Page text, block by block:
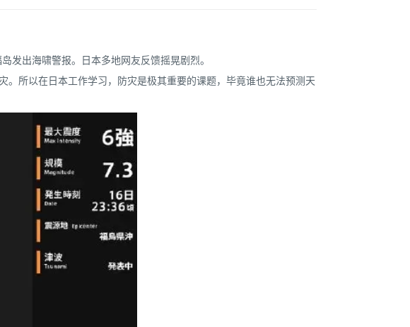
发出海啸警报。日本多地网友反馈摇晃剧烈。
所以在日本工作学习，防灾是极其重要的课题，毕竟谁也无法预测天